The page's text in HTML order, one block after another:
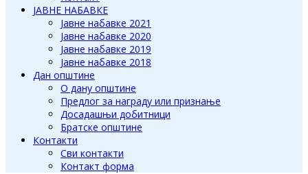
ЈАВНЕ НАБАВКЕ
Јавне набавке 2021
Јавне набавке 2020
Јавне набавке 2019
Јавне набавке 2018
Дан општине
О дану општине
Предлог за награду или признање
Досадашњи добитници
Братске општине
Контакти
Сви контакти
Контакт форма